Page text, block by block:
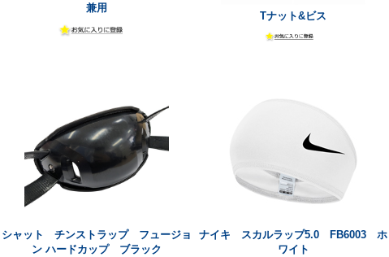
兼用
Tナット&ビス
シャット チンストラップ フュージョ
ン ハードカップ ブラック
ナイキ スカルラップ5.0 FB6003 ホ
ワイト